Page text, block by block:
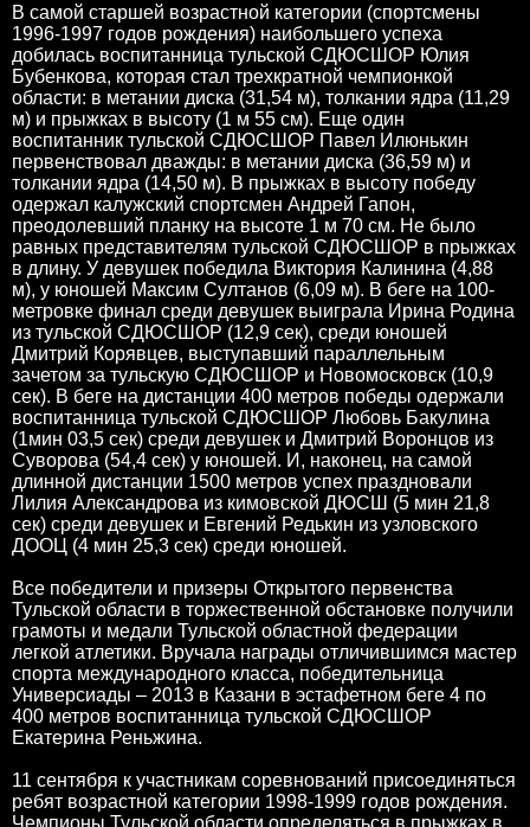
В самой старшей возрастной категории (спортсмены
1996-1997 годов рождения) наибольшего успеха
добилась воспитанница тульской СДЮСШОР Юлия
Бубенкова, которая стал трехкратной чемпионкой
области: в метании диска (31,54 м), толкании ядра (11,29
м) и прыжках в высоту (1 м 55 см). Еще один
воспитанник тульской СДЮСШОР Павел Илюнькин
первенствовал дважды: в метании диска (36,59 м) и
толкании ядра (14,50 м). В прыжках в высоту победу
одержал калужский спортсмен Андрей Гапон,
преодолевший планку на высоте 1 м 70 см. Не было
равных представителям тульской СДЮСШОР в прыжках
в длину. У девушек победила Виктория Калинина (4,88
м), у юношей Максим Султанов (6,09 м). В беге на 100-
метровке финал среди девушек выиграла Ирина Родина
из тульской СДЮСШОР (12,9 сек), среди юношей
Дмитрий Корявцев, выступавший параллельным
зачетом за тульскую СДЮСШОР и Новомосковск (10,9
сек). В беге на дистанции 400 метров победы одержали
воспитанница тульской СДЮСШОР Любовь Бакулина
(1мин 03,5 сек) среди девушек и Дмитрий Воронцов из
Суворова (54,4 сек) у юношей. И, наконец, на самой
длинной дистанции 1500 метров успех праздновали
Лилия Александрова из кимовской ДЮСШ (5 мин 21,8
сек) среди девушек и Евгений Редькин из узловского
ДООЦ (4 мин 25,3 сек) среди юношей.
Все победители и призеры Открытого первенства
Тульской области в торжественной обстановке получили
грамоты и медали Тульской областной федерации
легкой атлетики. Вручала награды отличившимся мастер
спорта международного класса, победительница
Универсиады – 2013 в Казани в эстафетном беге 4 по
400 метров воспитанница тульской СДЮСШОР
Екатерина Реньжина.
11 сентября к участникам соревнований присоединяться
ребят возрастной категории 1998-1999 годов рождения.
Чемпионы Тульской области определяться в прыжках в